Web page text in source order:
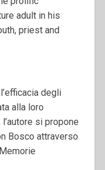
adult in his
priest and
degli
alla loro
si propone
Bosco attraverso